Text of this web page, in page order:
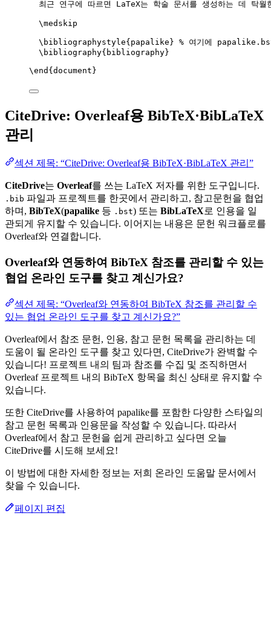
최근 연구에 따르면 LaTeX는 학술 문서를 생성하는 데 탁
\medskip
\bibliographystyle{papalike} % 여기에
\bibliography{bibliography}
\end { document }
CiteDrive: Overleaf용 BibTeX·BibLaTeX
관리
섹션 제목: “CiteDrive: Overleaf용 BibTeX·BibLaTeX 관리”
CiteDrive는 Overleaf를 쓰는 LaTeX 저자를 위한 도구입니다.
.bib 파일과 프로젝트를 한곳에서 관리하고, 참고문헌을 협업
하며, BibTeX(papalike 등 .bst) 또는 BibLaTeX로 인용을 일
관되게 유지할 수 있습니다. 이어지는 내용은 문헌 워크플로를
Overleaf와 연결합니다.
Overleaf와 연동하여 BibTeX 참조를 관리할 수 있는
협업 온라인 도구를 찾고 계신가요?
섹션 제목: “Overleaf와 연동하여 BibTeX 참조를 관리할 수
있는 협업 온라인 도구를 찾고 계신가요?”
Overleaf에서 참조 문헌, 인용, 참고 문헌 목록을 관리하는 데
도움이 될 온라인 도구를 찾고 있다면, CiteDrive가 완벽할 수
있습니다! 프로젝트 내의 팀과 참조를 수집 및 조직하면서
Overleaf 프로젝트 내의 BibTeX 항목을 최신 상태로 유지할 수
있습니다.
또한 CiteDrive를 사용하여 papalike를 포함한 다양한 스타일의
참고 문헌 목록과 인용문을 작성할 수 있습니다. 따라서
Overleaf에서 참고 문헌을 쉽게 관리하고 싶다면 오늘
CiteDrive를 시도해 보세요!
이 방법에 대한 자세한 정보는 저희 온라인 도움말 문서에서
찾을 수 있습니다.
페이지 편집